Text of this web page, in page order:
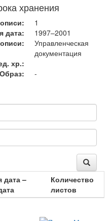
хранения
1
дата:
1997–2001
Управленческая
документация
хр.:
Образ:
-
дата –
Количество
листов